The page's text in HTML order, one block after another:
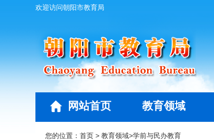
欢迎访问朝阳市教育局
网站首页 教育领域
您的位置： 首页 > 教育领域>学前与民办教育